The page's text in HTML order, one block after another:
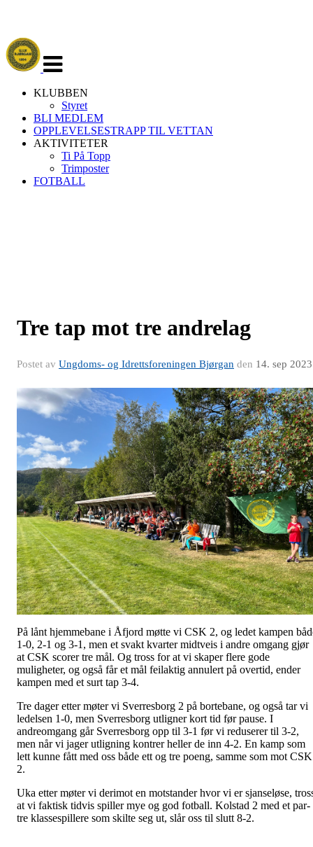
navigasjon
KLUBBEN
Styret
BLI MEDLEM
OPPLEVELSESTRAPP TIL VETTAN
AKTIVITETER
Ti På Topp
Trimposter
FOTBALL
Tre tap mot tre andrelag
Postet av Ungdoms- og Idrettsforeningen Bjørgan den 14. sep 2023
På lånt hjemmebane i Åfjord møtte vi CSK 2, og ledet kampen
1-0, 2-1 og 3-1, men et svakt kvarter midtveis i andre omgang gjør
at CSK scorer tre mål. Og tross for at vi skaper flere gode
muligheter, og også får et mål feilaktig annulert på overtid, ender
kampen med et surt tap 3-4.
Tre dager etter møter vi Sverresborg 2 på bortebane, og også tar vi
ledelsen 1-0, men Sverresborg utligner kort tid før pause. I
andreomgang går Sverresborg opp til 3-1 før vi reduserer til 3-2,
men når vi jager utligning kontrer heller de inn 4-2. En kamp som
lett kunne fått med oss både ett og tre poeng, samme som mot CSK
2.
Uka etter møter vi derimot en motstander hvor vi er sjanseløse,
at vi faktisk tidvis spiller mye og god fotball. Kolstad 2 med et par-
tre klassespillere som skilte seg ut, slår oss til slutt 8-2.